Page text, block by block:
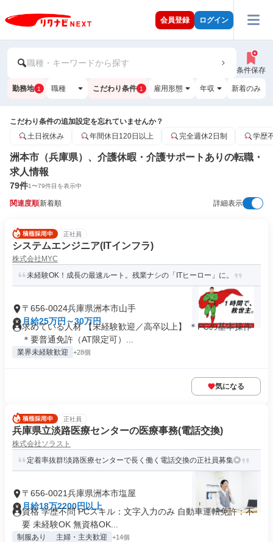
会員登録 ログイン
職種・キーワードから探す
条件保存
勤務地 1 職種 こだわり条件 1 雇用形態 年収 新着のみ
こだわり条件の追加設定を忘れていませんか？
土日祝休み
年間休日120日以上 完全週休2日制 学歴
洲本市（兵庫県）、介護休暇・介護サポートありの転職・
求人情報
79件1〜79件目を表示中
関連度順新着順 詳細表示
正社員
システムエンジニア(ITインフラ)
株式会社MYC
未経験OK！成長の最速ルート。残業ナシの「ITヒーロー」に。
〒656-0024兵庫県洲本市山手
月給25万円～30万円
求めている人材 【未経験歓迎／高卒以上】 ＊PCの基本操作
＊要普通免許（AT限定可）...
業界未経験歓迎 +28個
気になる
正社員
兵庫県立淡路医療センターの医療事務(電話交換)
株式会社ソラスト
定着率抜群!淡路医療センターで長く働く電話交換の正社員募集◎
〒656-0021兵庫県洲本市塩屋
月給18万2200円以上
資格 学歴不問 PCスキル：文字入力のみ 自動車運転免許：不
要 未経験OK 無資格OK...
制服あり 主婦・主夫歓迎 +14個